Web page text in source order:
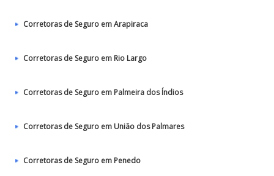
Corretoras de Seguro em Arapiraca
Corretoras de Seguro em Rio Largo
Corretoras de Seguro em Palmeira dos Índios
Corretoras de Seguro em União dos Palmares
Corretoras de Seguro em Penedo